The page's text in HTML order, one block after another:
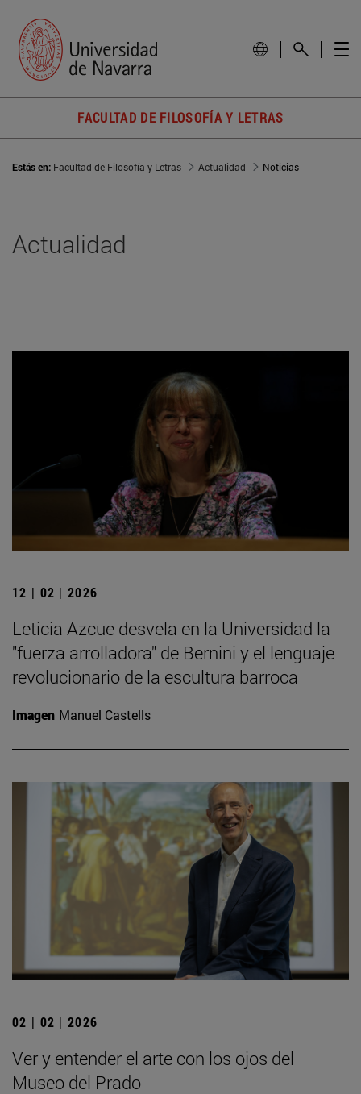
FACULTAD DE FILOSOFÍA Y LETRAS
Estás en: Facultad de Filosofía y Letras Actualidad Noticias
Actualidad
12 | 02 | 2026
Leticia Azcue desvela en la Universidad la
"fuerza arrolladora" de Bernini y el lenguaje
revolucionario de la escultura barroca
Imagen Manuel Castells
02 | 02 | 2026
Ver y entender el arte con los ojos del
Museo del Prado